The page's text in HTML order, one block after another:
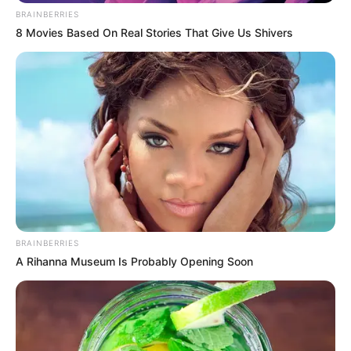
BRAINBERRIES
8 Movies Based On Real Stories That Give Us Shivers
BRAINBERRIES
A Rihanna Museum Is Probably Opening Soon